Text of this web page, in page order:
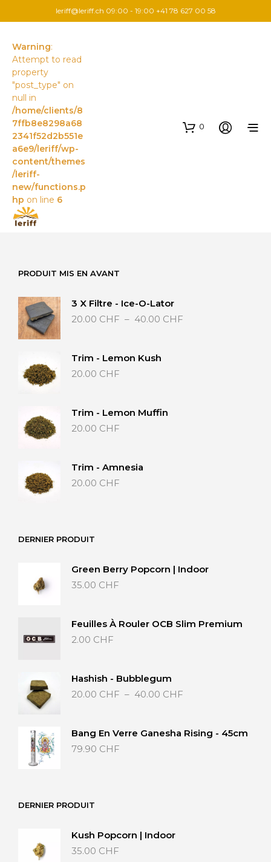
leriff@leriff.ch 09:00 - 19:00 +41 78 627 00 58
Warning:
Attempt to read
property
"post_type" on
null in
/home/clients/8
7ffb8e8298a68
2341f52d2b551e
a6e9/leriff/wp-
content/themes
/leriff-
new/functions.p
hp on line 6
0
PRODUIT MIS EN AVANT
3 X Filtre - Ice-O-Lator
20.00 CHF – 40.00 CHF
Trim - Lemon Kush
20.00 CHF
Trim - Lemon Muffin
20.00 CHF
Trim - Amnesia
20.00 CHF
DERNIER PRODUIT
Green Berry Popcorn | Indoor
35.00 CHF
Feuilles À Rouler OCB Slim Premium
2.00 CHF
Hashish - Bubblegum
20.00 CHF – 40.00 CHF
20.00 CHF
à
Bang En Verre Ganesha Rising - 45cm
79.90 CHF
DERNIER PRODUIT
Kush Popcorn | Indoor
35.00 CHF